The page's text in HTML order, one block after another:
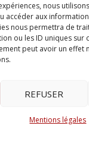
nous
accéder aux
nous permettra de
ou les ID uniques sur
peut avoir un effet
REFUSER
Mentions légales